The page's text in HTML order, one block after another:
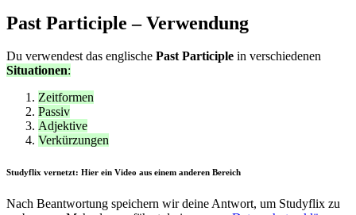
Past Participle – Verwendung
Du verwendest das englische Past Participle in verschiedenen
Situationen:
Zeitformen
Passiv
Adjektive
Verkürzungen
Studyflix vernetzt: Hier ein Video aus einem anderen Bereich
Nach Beantwortung speichern wir deine Antwort, um Studyflix zu